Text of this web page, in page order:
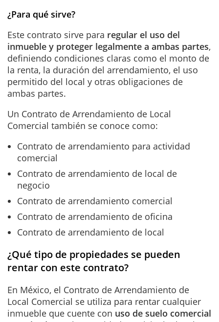
¿Para qué sirve?
Este contrato sirve para regular el uso del
inmueble y proteger legalmente a ambas partes,
definiendo condiciones claras como el monto de
la renta, la duración del arrendamiento, el uso
permitido del local y otras obligaciones de
ambas partes.
Un Contrato de Arrendamiento de Local
Comercial también se conoce como:
Contrato de arrendamiento para actividad
comercial
Contrato de arrendamiento de local de
negocio
Contrato de arrendamiento comercial
Contrato de arrendamiento de oficina
Contrato de arrendamiento de local
¿Qué tipo de propiedades se pueden
rentar con este contrato?
En México, el Contrato de Arrendamiento de
Local Comercial se utiliza para rentar cualquier
inmueble que cuente con uso de suelo comercial